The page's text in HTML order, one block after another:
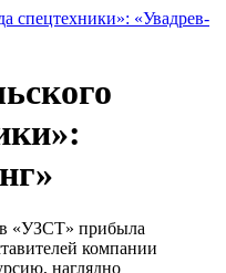
спецтехники»: «Увадрев-
«УЗСТ» прибыла
компании
наглядно